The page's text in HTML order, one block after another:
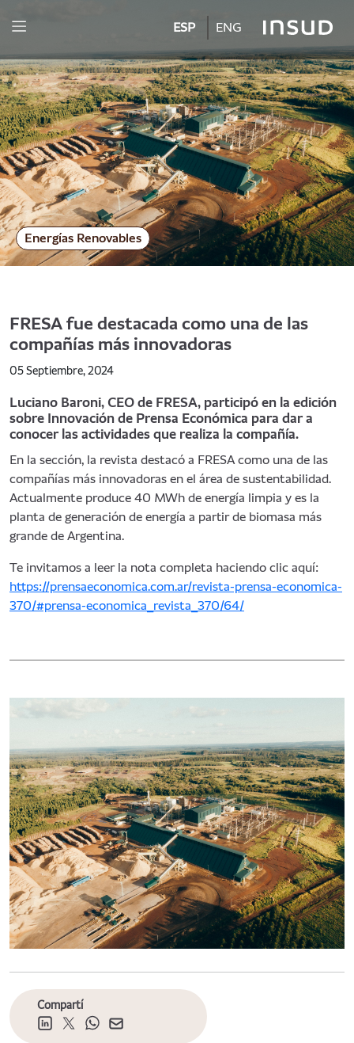
ESP ENG
Energías Renovables
Compartí
FRESA fue destacada como una de las
compañías más innovadoras
05 Septiembre, 2024
Luciano Baroni, CEO de FRESA, participó en la edición
sobre Innovación de Prensa Económica para dar a
conocer las actividades que realiza la compañía.
En la sección, la revista destacó a FRESA como una de las
compañías más innovadoras en el área de sustentabilidad.
Actualmente produce 40 MWh de energía limpia y es la
planta de generación de energía a partir de biomasa más
grande de Argentina.
Te invitamos a leer la nota completa haciendo clic aquí:
https://prensaeconomica.com.ar/revista-prensa-economica-
370/#prensa-economica_revista_370/64/